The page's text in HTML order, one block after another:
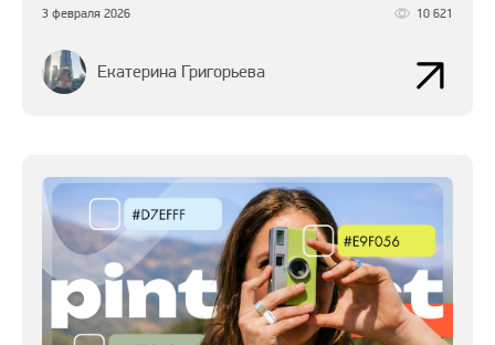
3 февраля 2026 10 621
Екатерина Григорьева